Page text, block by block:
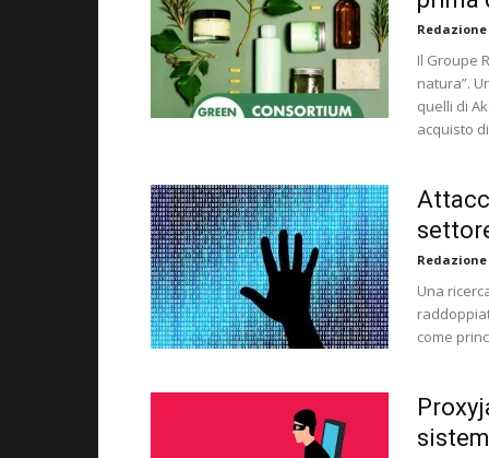
Il Groupe
natura”.
quelli di
acquisto
Una
come